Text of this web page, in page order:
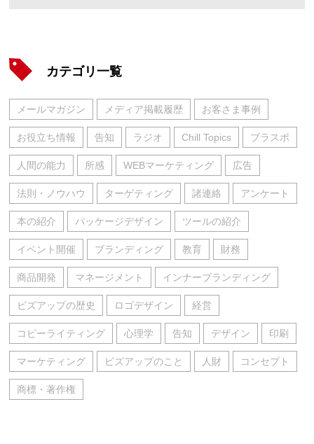
カテゴリ一覧
メールマガジン メディア掲載履歴 お客さま事例
お役立ち情報 告知 ラジオ Chill Topics ブラスポ
人間の能力 所感 WEBマーケティング 広告
法則・ノウハウ ターゲティング 諸連絡 アンケート
本の紹介 パッケージデザイン ツールの紹介
イベント開催 ブランディング 教育 財務
商品開発 マネージメント インナーブランディング
ビズアップの歴史 ロゴデザイン 経営
コピーライティング 心理学 告知 デザイン 印刷
マーケティング ビズアップのこと 人財 コンセプト
商標・著作権